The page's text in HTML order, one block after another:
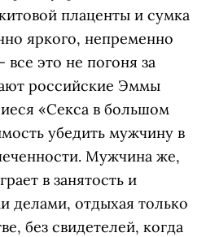
плаценты и сумка
яркого, непременно
все это не погоня за
российские Эммы
«Секса в большом
убедить мужчину в
Мужчина же,
в занятость и
делами, отдыхая только
без свидетелей, когда